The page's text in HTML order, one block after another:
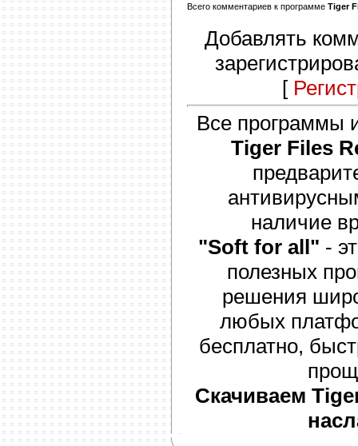
Всего комментариев к программе Tiger
Добавлять
[
Все программы
Tiger Files
наличие
"Soft for all" -
полезных
решения
любых
бесплатно,
Скачиваем